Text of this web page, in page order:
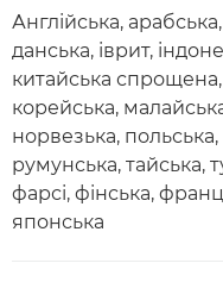
Англійська,
данська, іврит,
китайська
корейська,
норвезька, польська,
румунська, тайська,
фарсі, фінська,
японська